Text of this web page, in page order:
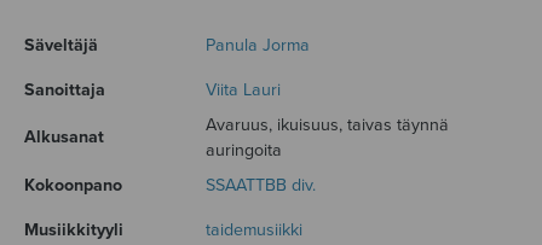
Säveltäjä Panula Jorma
Sanoittaja Viita Lauri
Alkusanat
Avaruus, ikuisuus, taivas täynnä
auringoita
Kokoonpano
SSAATTBB div.
Musiikkityyli taidemusiikki